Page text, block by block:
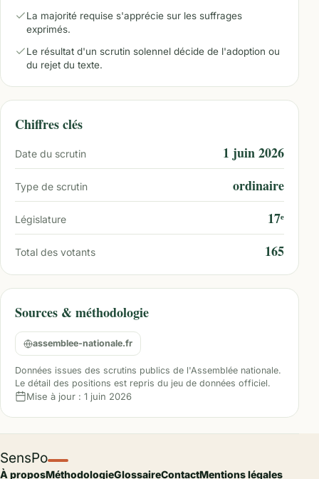
La majorité requise s'apprécie sur les suffrages
exprimés.
Le résultat d'un scrutin solennel décide de l'adoption ou
du rejet du texte.
Chiffres clés
Date du scrutin 1 juin 2026
Type de scrutin ordinaire
Législature 17ᵉ
Total des votants 165
Sources & méthodologie
assemblee-nationale.fr
Données issues des scrutins publics de l'Assemblée nationale.
Le détail des positions est repris du jeu de données officiel.
Mise à jour : 1 juin 2026
SensPo
À proposMéthodologieGlossaireContactMentions légales